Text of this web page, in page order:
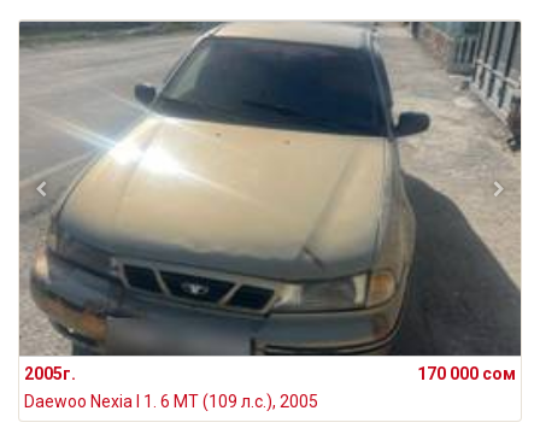
2005г.
170 000 сом
Daewoo Nexia I 1. 6 MT (109 л.с.), 2005